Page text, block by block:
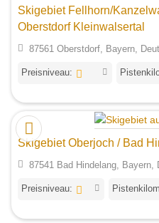
Skigebiet Fellhorn/
Oberstdorf Kleinwalsertal
87561 Oberstdorf, Bayern,
Preisniveau:
Skigebiet Oberjoch / Bad
87541 Bad Hindelang, Bayern,
Preisniveau: